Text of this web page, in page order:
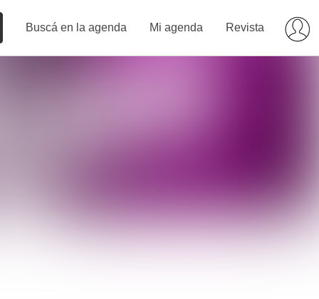
Buscá en la agenda Mi agenda Revista